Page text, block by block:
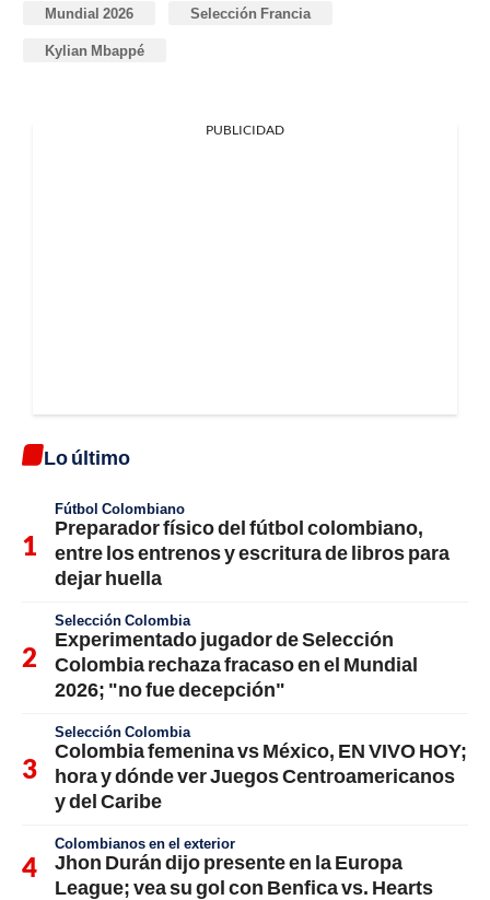
Mundial 2026 Selección Francia
Kylian Mbappé
PUBLICIDAD
Lo último
Fútbol Colombiano
Preparador físico del fútbol colombiano,
entre los entrenos y escritura de libros para
dejar huella
Selección Colombia
Experimentado jugador de Selección
Colombia rechaza fracaso en el Mundial
2026; "no fue decepción"
Selección Colombia
Colombia femenina vs México, EN VIVO HOY;
hora y dónde ver Juegos Centroamericanos
y del Caribe
Colombianos en el exterior
Jhon Durán dijo presente en la Europa
League; vea su gol con Benfica vs. Hearts